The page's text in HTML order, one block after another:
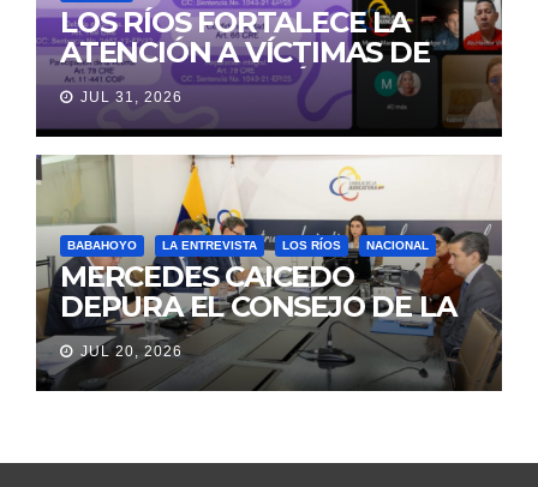
LOS RÍOS FORTALECE LA
ATENCIÓN A VÍCTIMAS DE
VIOLENCIA DE GÉNERO
PARA EVITAR LA
REVICTIMIZACIÓN
JUL 31, 2026
BABAHOYO LA ENTREVISTA LOS RÍOS NACIONAL
MERCEDES CAICEDO
DEPURA EL CONSEJO DE LA
JUDICATURA
JUL 20, 2026